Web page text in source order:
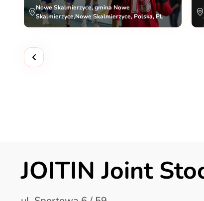
Nowe Skalmierzyce, gmina Nowe
Skalmierzyce,Nowe Skalmierzyce, Polska, PL
JOITIN Joint